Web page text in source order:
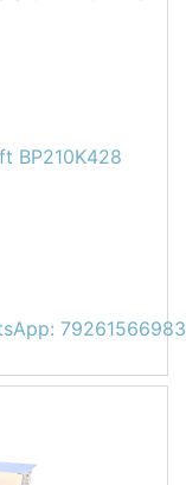
BP210K428